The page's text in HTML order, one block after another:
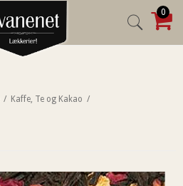
0
/ Kaffe, Te og Kakao /